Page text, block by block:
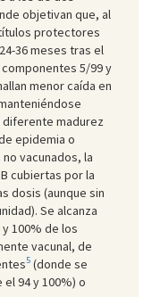
objetivan que, al
protectores
36 meses tras el
5/99 y
menor caída en
madurez
epidemia o
vacunados, la
cubiertas por la
dosis (aunque sin
Se alcanza
100% de los
vacunal, de
5 (donde se
94 y 100%) o